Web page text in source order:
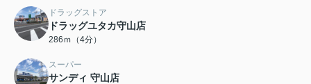
ドラッグストア
ドラッグユタカ守山店
286ｍ（4分）
スーパー
サンディ 守山店